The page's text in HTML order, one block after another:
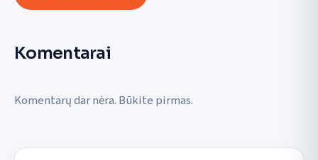
Komentarai
Komentarų dar nėra. Būkite pirmas.